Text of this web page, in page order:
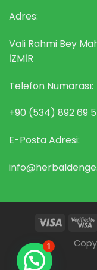
Adres:
Vali Rahmi Bey
İZMİR
Telefon Numarası:
+90 (534) 892 69
E-Posta Adresi:
1